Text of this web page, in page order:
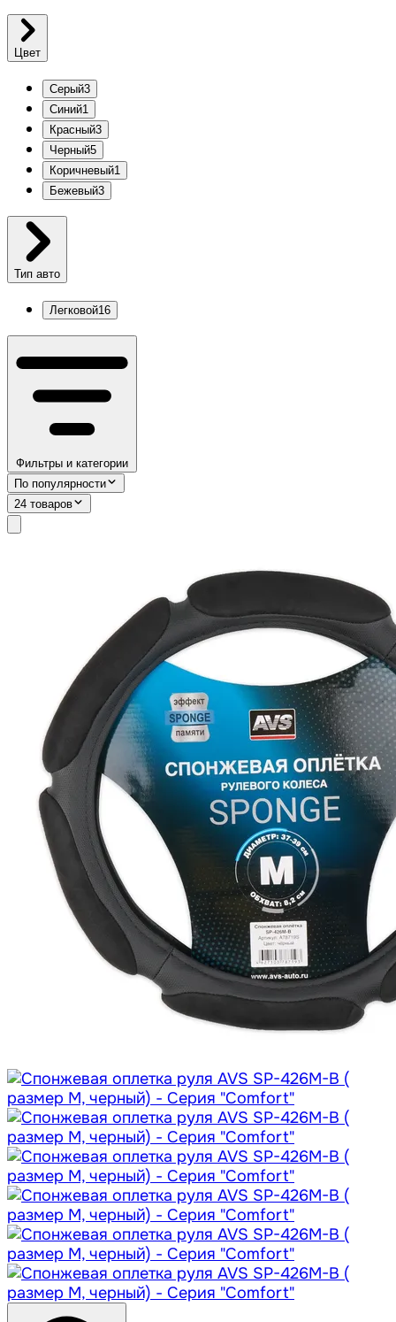
Цвет
Серый3
Синий1
Красный3
Черный5
Коричневый1
Бежевый3
Тип авто
Легковой16
Фильтры и категории
По популярности
24 товаров